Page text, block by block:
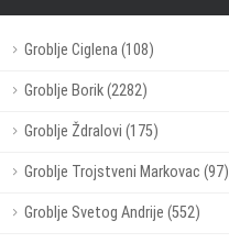
Groblje Ciglena (108)
Groblje Borik (2282)
Groblje Ždralovi (175)
Groblje Trojstveni Markovac (97)
Groblje Svetog Andrije (552)